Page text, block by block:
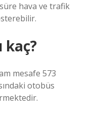
hava ve trafik
kaç?
mesafe 573
otobüs